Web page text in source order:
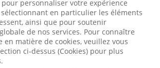
personnaliser votre expérience
en particulier les éléments
ainsi que pour soutenir
de nos services. Pour connaître
matière de cookies, veuillez vous
ci-dessus (Cookies) pour plus